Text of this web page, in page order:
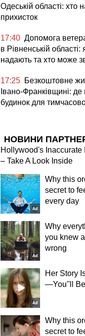
Одеській області: хто
прихисток
17:40 Допомога
в Рівненській області:
надають та хто може
17:25 Безкоштовне
Івано-Франківщині:
будинок для
НОВИНИ
Hollywood's Inaccurate
– Take A Look Inside
Why this
secret to
every day
Why
you knew
wrong
Her Story
—You''ll
Why this
secret to